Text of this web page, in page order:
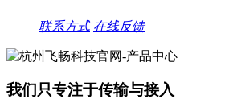
联系方式 在线反馈
我们只专注于传输与接入